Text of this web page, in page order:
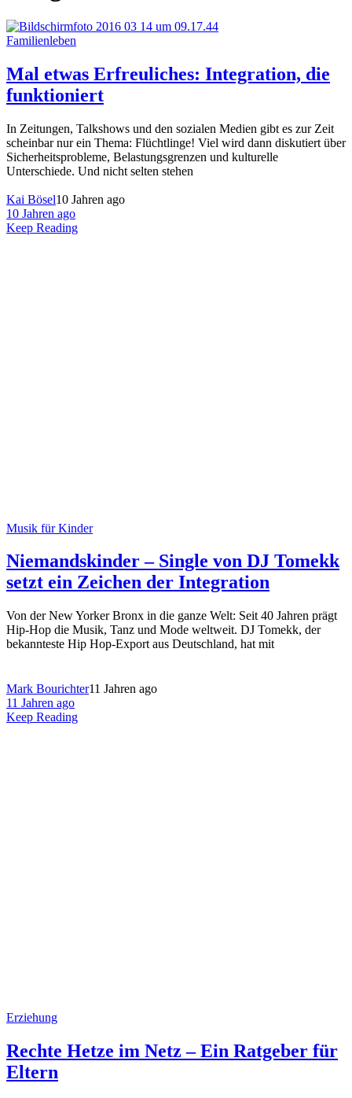
Familienleben
Mal etwas Erfreuliches: Integration, die
funktioniert
In Zeitungen, Talkshows und den sozialen Medien gibt es zur Zeit
scheinbar nur ein Thema: Flüchtlinge! Viel wird dann diskutiert über
Sicherheitsprobleme, Belastungsgrenzen und kulturelle
Unterschiede. Und nicht selten stehen
Kai Bösel10 Jahren ago
10 Jahren ago
Keep Reading
Musik für Kinder
Niemandskinder – Single von DJ Tomekk
setzt ein Zeichen der Integration
Von der New Yorker Bronx in die ganze Welt: Seit 40 Jahren prägt
Hip-Hop die Musik, Tanz und Mode weltweit. DJ Tomekk, der
bekannteste Hip Hop-Export aus Deutschland, hat mit
Mark Bourichter11 Jahren ago
11 Jahren ago
Keep Reading
Erziehung
Rechte Hetze im Netz – Ein Ratgeber für
Eltern